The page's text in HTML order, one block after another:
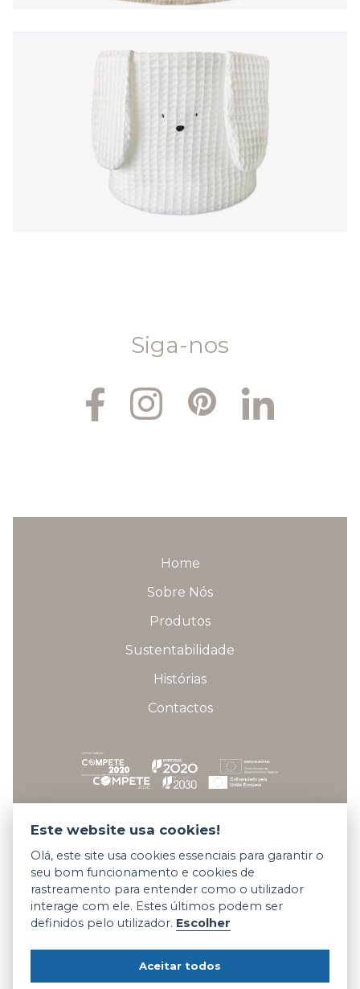
Siga-nos
Home
Sobre Nós
Produtos
Sustentabilidade
Histórias
Contactos
Copyright © 2026 Somani All rights reserved.
Termos e Condições
Código de Conduta
Denúncias
Este website usa cookies!
Olá, este site usa cookies essenciais para garantir o
seu bom funcionamento e cookies de
rastreamento para entender como o utilizador
interage com ele. Estes últimos podem ser
definidos pelo utilizador. Escolher
Aceitar todos